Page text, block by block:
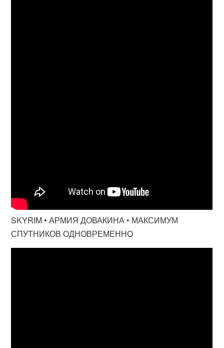
SKYRIM • АРМИЯ ДОВАКИНА • МАКСИМУМ
СПУТНИКОВ ОДНОВРЕМЕННО